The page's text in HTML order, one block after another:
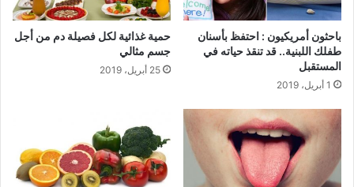
باحثون أمريكيون : احتفظ بأسنان
طفلك اللبنية.. قد تنقذ حياته في
المستقبل
1 أبريل، 2019
حمية غذائية لكل فصيلة دم من أجل
جسم مثالي
25 أبريل، 2019